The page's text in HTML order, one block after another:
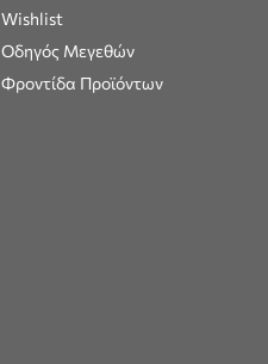
Wishlist
Οδηγός Μεγεθών
Φροντίδα Προϊόντων